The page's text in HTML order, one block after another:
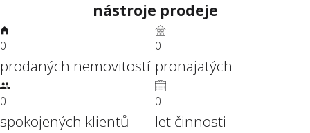
nástroje prodeje
0
prodaných nemovitostí
0
pronajatých
0
spokojených klientů
0
let činnosti